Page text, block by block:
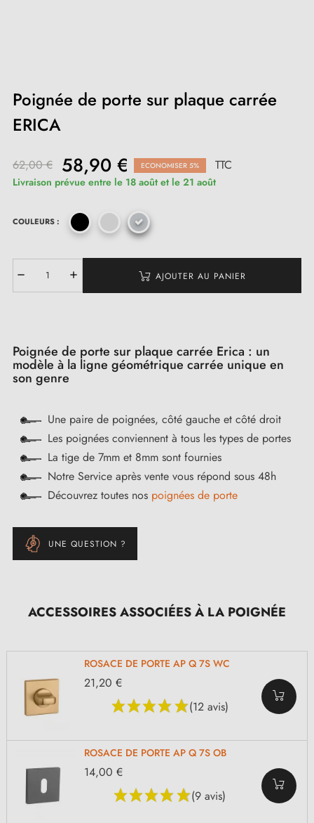
Poignée de porte sur plaque carrée
ERICA
62,00 € 58,90 € ECONOMISER 5% TTC
Livraison prévue entre le 18 août et le 21 août
COULEURS :
AJOUTER AU PANIER
Poignée de porte sur plaque carrée Erica : un
modèle à la ligne géométrique carrée unique en
son genre
Une paire de poignées, côté gauche et côté droit
Les poignées conviennent à tous les types de portes
La tige de 7mm et 8mm sont fournies
Notre Service après vente vous répond sous 48h
Découvrez toutes nos poignées de porte
UNE QUESTION ?
ACCESSOIRES ASSOCIÉES À LA POIGNÉE
ROSACE DE PORTE AP Q 7S WC
(12 avis)
21,20 €
ROSACE DE PORTE AP Q 7S OB
(9 avis)
14,00 €